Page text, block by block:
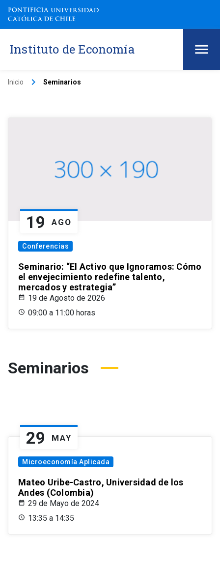
Instituto de Economía
Inicio keyboard_arrow_right Seminarios
19 AGO
Conferencias
Seminario: “El Activo que Ignoramos: Cómo
el envejecimiento redefine talento,
mercados y estrategia”
19 de Agosto de 2026
09:00 a 11:00 horas
Seminarios
29 MAY
Microeconomía Aplicada
Mateo Uribe-Castro, Universidad de los
Andes (Colombia)
29 de Mayo de 2024
13:35 a 14:35